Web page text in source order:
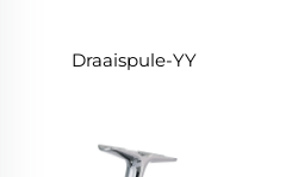
Draaispule-YY